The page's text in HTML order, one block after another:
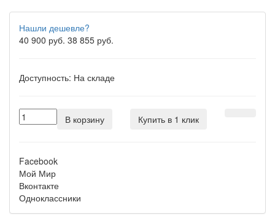
Нашли дешевле?
40 900 руб. 38 855 руб.
Доступность: На складе
В корзину Купить в 1 клик
Facebook
Мой Мир
Вконтакте
Одноклассники